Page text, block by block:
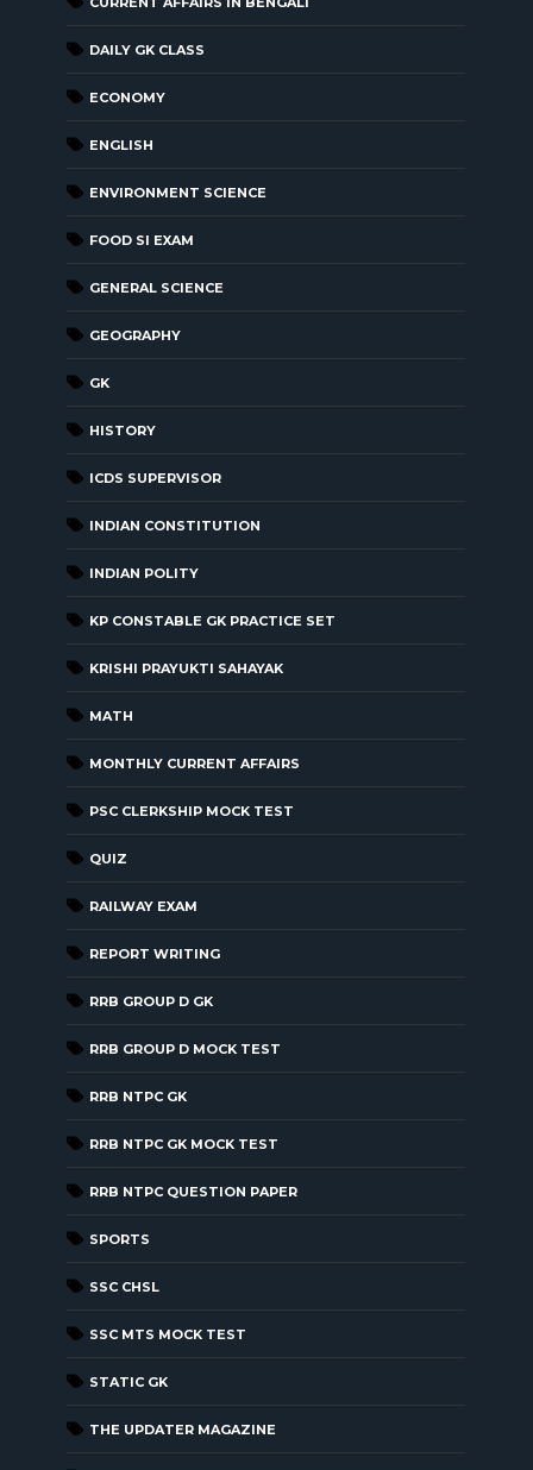
DAILY GK CLASS
ECONOMY
ENGLISH
ENVIRONMENT SCIENCE
FOOD SI EXAM
GENERAL SCIENCE
GEOGRAPHY
GK
HISTORY
ICDS SUPERVISOR
INDIAN CONSTITUTION
INDIAN POLITY
KP CONSTABLE GK PRACTICE SET
KRISHI PRAYUKTI SAHAYAK
MATH
MONTHLY CURRENT AFFAIRS
PSC CLERKSHIP MOCK TEST
QUIZ
RAILWAY EXAM
REPORT WRITING
RRB GROUP D GK
RRB GROUP D MOCK TEST
RRB NTPC GK
RRB NTPC GK MOCK TEST
RRB NTPC QUESTION PAPER
SPORTS
SSC CHSL
SSC MTS MOCK TEST
STATIC GK
THE UPDATER MAGAZINE